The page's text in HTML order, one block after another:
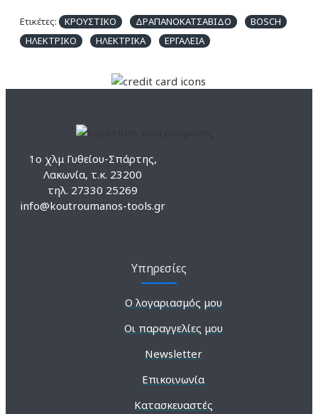
Ετικέτες: ΚΡΟΥΣΤΙΚΟ ΔΡΑΠΑΝΟΚΑΤΣΑΒΙΔΟ
BOSCH
ΗΛΕΚΤΡΙΚΟ
ΗΛΕΚΤΡΙΚΑ ΕΡΓΑΛΕΙΑ
1ο χλμ Γυθείου-Σπάρτης,
Λακωνία, τ.κ. 23200
τηλ. 27330 25269
info@koutroumanos-tools.gr
Υπηρεσίες
Ο λογαριασμός μου
Οι παραγγελίες μου
Newsletter
Επικοινωνία
Κατασκευαστές